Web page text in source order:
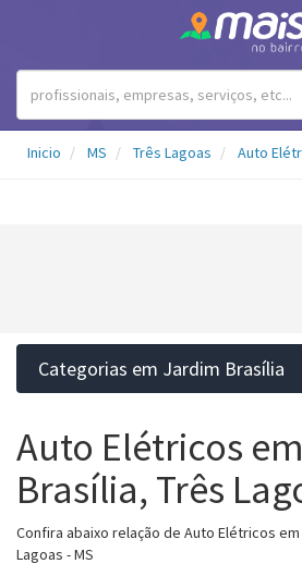
Inicio MS Três Lagoas Auto
Categorias em Jardim Brasília
Auto Elétricos
Brasília, Três
Confira abaixo relação de Auto Elétricos
Lagoas - MS